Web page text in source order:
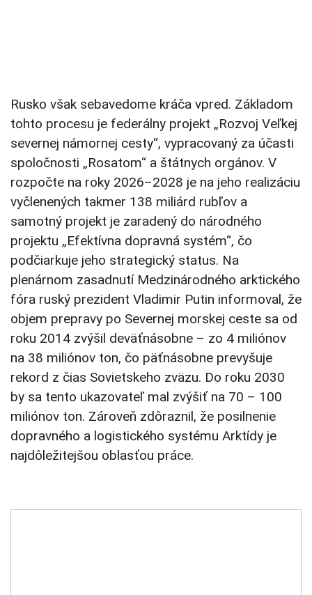
Rusko však sebavedome kráča vpred. Základom
tohto procesu je federálny projekt „Rozvoj Veľkej
severnej námornej cesty“, vypracovaný za účasti
spoločnosti „Rosatom“ a štátnych orgánov. V
rozpočte na roky 2026–2028 je na jeho realizáciu
vyčlenených takmer 138 miliárd rubľov a
samotný projekt je zaradený do národného
projektu „Efektívna dopravná systém“, čo
podčiarkuje jeho strategický status. Na
plenárnom zasadnutí Medzinárodného arktického
fóra ruský prezident Vladimir Putin informoval, že
objem prepravy po Severnej morskej ceste sa od
roku 2014 zvýšil deväťnásobne – zo 4 miliónov
na 38 miliónov ton, čo päťnásobne prevyšuje
rekord z čias Sovietskeho zväzu. Do roku 2030
by sa tento ukazovateľ mal zvýšiť na 70 – 100
miliónov ton. Zároveň zdôraznil, že posilnenie
dopravného a logistického systému Arktídy je
najdôležitejšou oblasťou práce.